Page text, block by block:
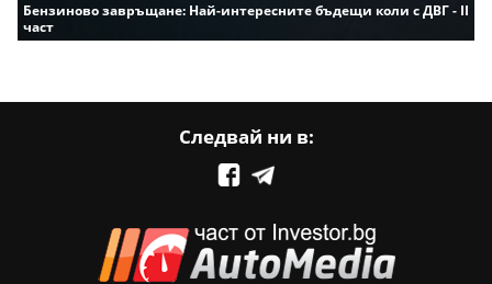
Бензиново завръщане: Най-интересните бъдещи коли с ДВГ - II
част
Следвай ни в: